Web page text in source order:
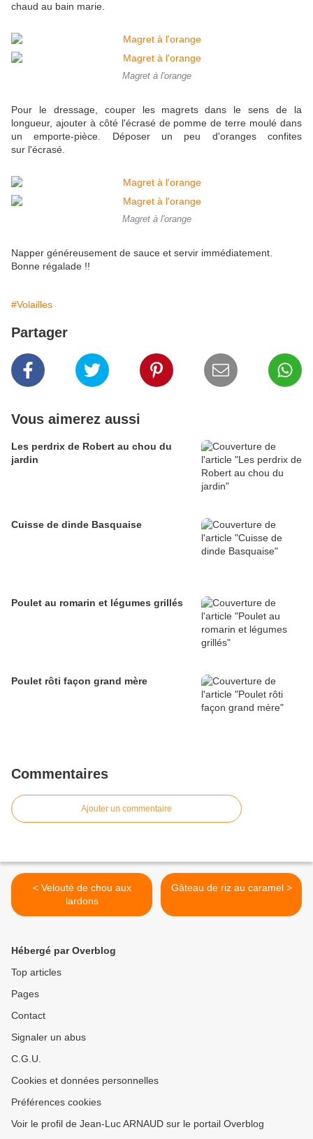
chaud au bain marie.
Magret à l'orange
Pour le dressage, couper les magrets dans le sens de la
longueur, ajouter à côté l'écrasé de pomme de terre moulé dans
un emporte-pièce. Déposer un peu d'oranges confites
sur l'écrasé.
Magret à l'orange
Napper généreusement de sauce et servir immédiatement.
Bonne régalade !!
#Volailles
Partager
Vous aimerez aussi
Les perdrix de Robert au chou du
jardin
Cuisse de dinde Basquaise
Poulet au romarin et légumes grillés
Poulet rôti façon grand mère
Commentaires
Ajouter un commentaire
< Velouté de chou aux
lardons
Gâteau de riz au caramel >
Hébergé par Overblog
Top articles
Pages
Contact
Signaler un abus
C.G.U.
Cookies et données personnelles
Préférences cookies
Voir le profil de Jean-Luc ARNAUD sur le portail Overblog